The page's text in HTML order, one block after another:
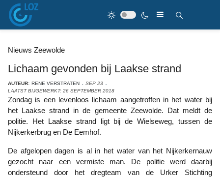
Nieuws Zeewolde
Lichaam gevonden bij Laakse strand
AUTEUR: RENE VERSTRATEN
SEP 23
LAATST BIJGEWERKT: 26 SEPTEMBER 2018
Zondag is een levenloos lichaam aangetroffen in het water bij
het Laakse strand in de gemeente Zeewolde. Dat meldt de
politie. Het Laakse strand ligt bij de Wielseweg, tussen de
Nijkerkerbrug en De Eemhof.
De afgelopen dagen is al in het water van het Nijkerkernauw
gezocht naar een vermiste man. De politie werd daarbij
ondersteund door het dregteam van de Urker Stichting